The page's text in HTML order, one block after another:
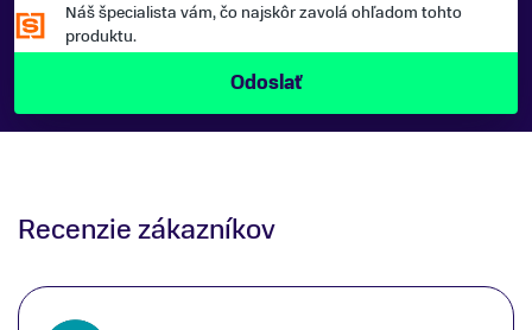
Náš špecialista vám, čo najskôr zavolá ohľadom tohto
produktu.
Recenzie zákazníkov